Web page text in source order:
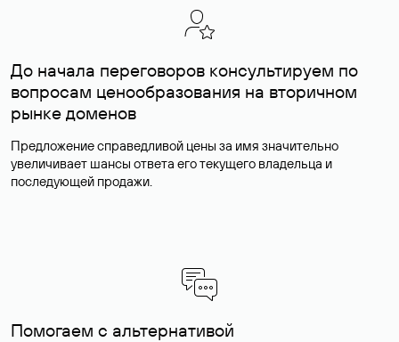
До начала переговоров консультируем по
вопросам ценообразования на вторичном
рынке доменов
Предложение справедливой цены за имя значительно
увеличивает шансы ответа его текущего владельца и
последующей продажи.
Помогаем с альтернативой